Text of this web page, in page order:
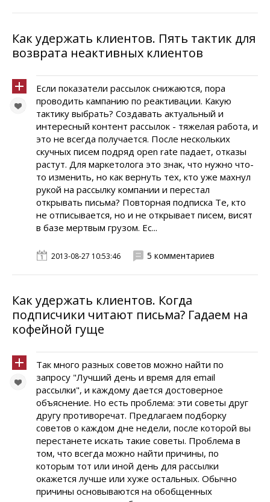
Как удержать клиентов. Пять тактик для
возврата неактивных клиентов
Если показатели рассылок снижаются, пора
проводить кампанию по реактивации. Какую
тактику выбрать? Создавать актуальный и
интересный контент рассылок - тяжелая работа, и
это не всегда получается. После нескольких
скучных писем подряд open rate падает, отказы
растут. Для маркетолога это знак, что нужно что-
то изменить, но как вернуть тех, кто уже махнул
рукой на рассылку компании и перестал
открывать письма? Повторная подписка Те, кто
не отписывается, но и не открывает писем, висят
в базе мертвым грузом. Ес...
2013-08-27 10:53:46 5 комментариев
Как удержать клиентов. Когда
подписчики читают письма? Гадаем на
кофейной гуще
Так много разных советов можно найти по
запросу "Лучший день и время для email
рассылки", и каждому дается достоверное
объяснение. Но есть проблема: эти советы друг
другу противоречат. Предлагаем подборку
советов о каждом дне недели, после которой вы
перестанете искать такие советы. Проблема в
том, что всегда можно найти причины, по
которым тот или иной день для рассылки
окажется лучше или хуже остальных. Обычно
причины основываются на обобщенных